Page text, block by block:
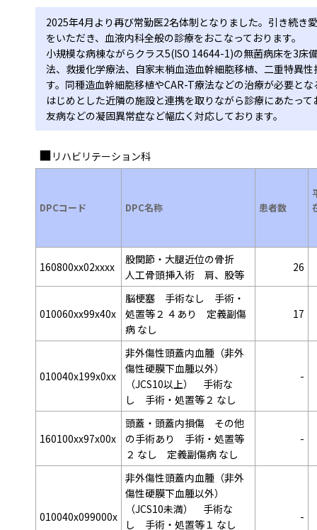
2025年4月より再び常勤医2名体制となりました。引き続き
をいただき、血液内科全般の診療をおこなっております。
小規模な病棟ながらクラス5(ISO 14644-1)の無菌病床を3床
法、救援化学療法、自家末梢血造血幹細胞移植、二重特異
す。同種造血幹細胞移植やCAR-T療法などの治療が必要と
はじめとした近隣の施設と連携を取りながら診療にあたっ
友病などの凝固異常症など幅広く対応しております。
リハビリテーション科
DPCコード DPC名称 患者数
160800xx02xxxx
股関節・大腿近位の骨折
人工骨頭挿入術 肩、股等
26
010060xx99x40x
脳梗塞 手術なし 手術・
処置等２ ４あり 定義副傷
病 なし
17
010040x199x0xx
非外傷性頭蓋内血腫（非外
傷性硬膜下血腫以外）
（JCS10以上） 手術な
し 手術・処置等２ なし
-
160100xx97x00x
頭蓋・頭蓋内損傷 その他
の手術あり 手術・処置等
２ なし 定義副傷病 なし
-
010040x099000x
非外傷性頭蓋内血腫（非外
傷性硬膜下血腫以外）
（JCS10未満） 手術な
し 手術・処置等１ なし
-